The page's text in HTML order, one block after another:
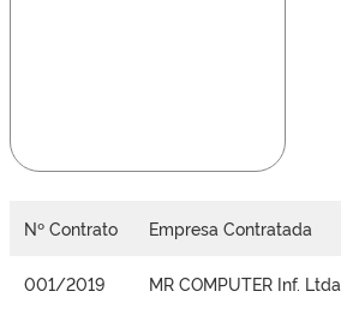
Nº Contrato Empresa Contratada
001/2019 MR COMPUTER Inf. Ltda